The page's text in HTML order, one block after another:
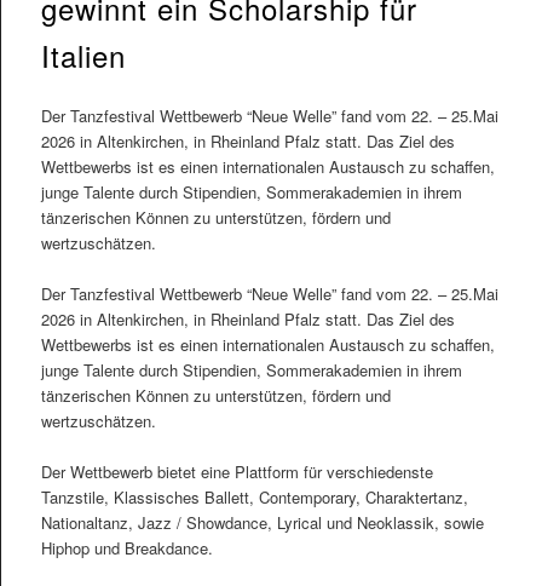
Italien
Der Tanzfestival Wettbewerb “Neue Welle” fand vom 22. – 25.Mai
2026 in Altenkirchen, in Rheinland Pfalz statt. Das Ziel des
Wettbewerbs ist es einen internationalen Austausch zu schaffen,
junge Talente durch Stipendien, Sommerakademien in ihrem
tänzerischen Können zu unterstützen, fördern und
wertzuschätzen.
Der Tanzfestival Wettbewerb “Neue Welle” fand vom 22. – 25.Mai
2026 in Altenkirchen, in Rheinland Pfalz statt. Das Ziel des
Wettbewerbs ist es einen internationalen Austausch zu schaffen,
junge Talente durch Stipendien, Sommerakademien in ihrem
tänzerischen Können zu unterstützen, fördern und
wertzuschätzen.
Der Wettbewerb bietet eine Plattform für verschiedenste
Tanzstile, Klassisches Ballett, Contemporary, Charaktertanz,
Nationaltanz, Jazz / Showdance, Lyrical und Neoklassik, sowie
Hiphop und Breakdance.